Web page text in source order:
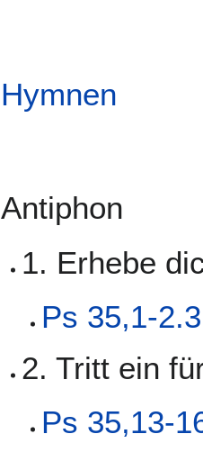
Hymnen
Antiphon
1. Erhebe
Ps 35,1-
2. Tritt ein
Ps 35,13-